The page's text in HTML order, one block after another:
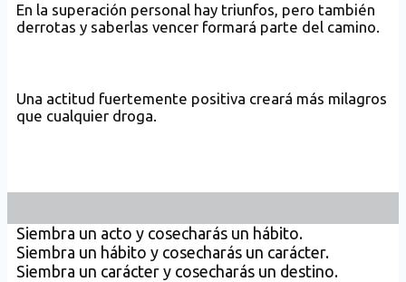
En la superación personal hay triunfos, pero también
derrotas y saberlas vencer formará parte del camino.
Una actitud fuertemente positiva creará más milagros
que cualquier droga.
Siembra un acto y cosecharás un hábito.
Siembra un hábito y cosecharás un carácter.
Siembra un carácter y cosecharás un destino.